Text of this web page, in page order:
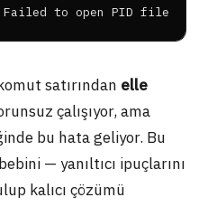
to open PID file
satırından elle
çalışıyor, ama
bu hata geliyor. Bu
— yanıltıcı ipuçlarını
kalıcı çözümü